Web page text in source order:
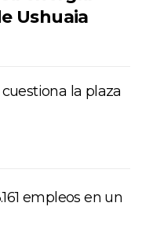
Ushuaia
la plaza
empleos en un